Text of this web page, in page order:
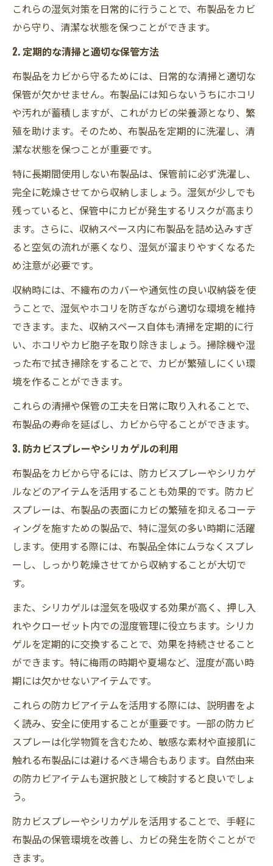
これらの湿気対策を日常的に行うことで、布製品をカビ
から守り、清潔な状態を保つことができます。
2. 定期的な清掃と適切な保管方法
布製品をカビから守るためには、日常的な清掃と適切な
保管が欠かせません。布製品には知らないうちにホコリ
や汚れが蓄積しますが、これがカビの栄養源となり、繁
殖を助けます。そのため、布製品を定期的に洗濯し、清
潔な状態を保つことが重要です。
特に長期間使用しない布製品は、保管前に必ず洗濯し、
完全に乾燥させてから収納しましょう。湿気が少しでも
残っていると、保管中にカビが発生するリスクが高まり
ます。さらに、収納スペース内に布製品を詰め込みすぎ
ると空気の流れが悪くなり、湿気が溜まりやすくなるた
め注意が必要です。
収納時には、不織布のカバーや通気性の良い収納袋を使
うことで、湿気やホコリを防ぎながら適切な環境を維持
できます。また、収納スペース自体も清掃を定期的に行
い、ホコリやカビ胞子を取り除きましょう。掃除機や湿
った布で拭き掃除をすることで、カビが繁殖しにくい環
境を作ることができます。
これらの清掃や保管の工夫を日常に取り入れることで、
布製品の寿命を延ばし、カビから守ることができます。
3. 防カビスプレーやシリカゲルの利用
布製品をカビから守るには、防カビスプレーやシリカゲ
ルなどのアイテムを活用することも効果的です。防カビ
スプレーは、布製品の表面にカビの繁殖を抑えるコーテ
ィングを施すための製品で、特に湿気の多い時期に活躍
します。使用する際には、布製品全体にムラなくスプレ
ーし、しっかり乾燥させてから収納することが大切で
す。
また、シリカゲルは湿気を吸収する効果が高く、押し入
れやクローゼット内での湿度管理に役立ちます。シリカ
ゲルを定期的に交換することで、効果を持続させること
ができます。特に梅雨の時期や夏場など、湿度が高い時
期には欠かせないアイテムです。
これらの防カビアイテムを活用する際には、説明書をよ
く読み、安全に使用することが重要です。一部の防カビ
スプレーは化学物質を含むため、敏感な素材や直接肌に
触れる布製品には避けるべき場合もあります。自然由来
の防カビアイテムも選択肢として検討すると良いでしょ
う。
防カビスプレーやシリカゲルを活用することで、手軽に
布製品の保管環境を改善し、カビの発生を防ぐことがで
きます。